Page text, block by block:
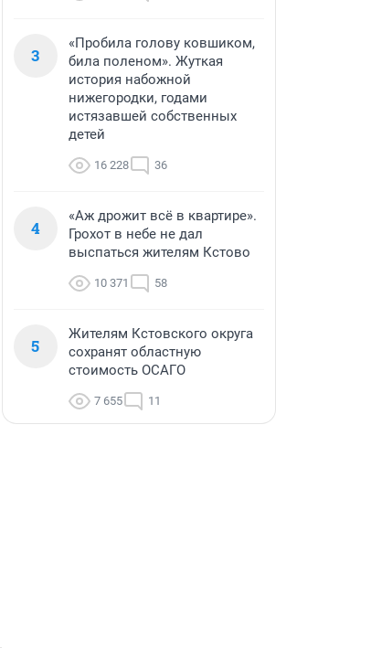
3
«Пробила голову ковшиком,
била поленом». Жуткая
история набожной
нижегородки, годами
истязавшей собственных
детей
16 228 36
4
«Аж дрожит всё в квартире».
Грохот в небе не дал
выспаться жителям Кстово
10 371 58
5
Жителям Кстовского округа
сохранят областную
стоимость ОСАГО
7 655 11